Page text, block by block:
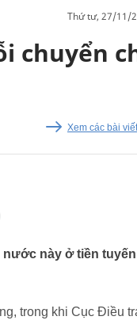
thứ tư, 27/11/
chuyển
Xem các bài
này ở tiền
trong khi Cục Điều